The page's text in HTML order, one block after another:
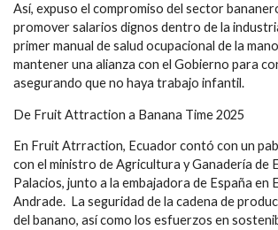
Así, expuso el compromiso del sector
promover salarios dignos dentro de la
primer manual de salud ocupacional de la
mantener una alianza con el Gobierno para
asegurando que no haya trabajo infantil.
De Fruit Attraction a Banana Time 2025
En Fruit Atrraction, Ecuador contó con un
con el ministro de Agricultura y Ganadería de
Palacios, junto a la embajadora de España en
Andrade. La seguridad de la cadena de
del banano, así como los esfuerzos en